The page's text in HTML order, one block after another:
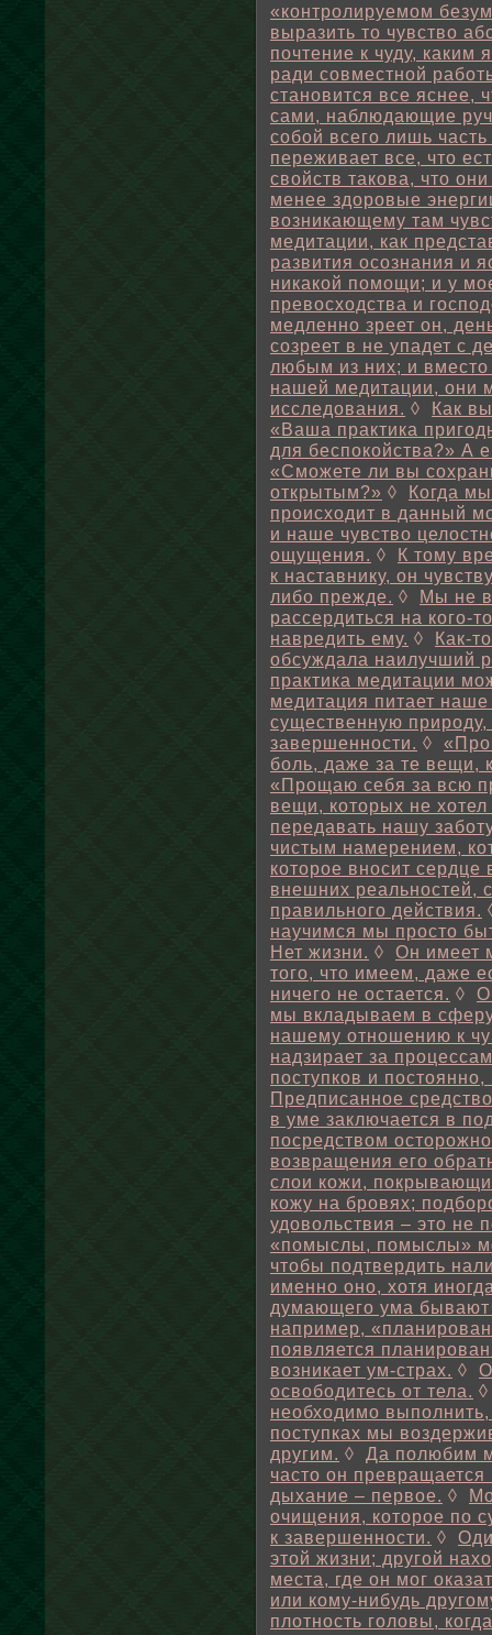
«контролируемом
выразить то чувство
почтение к чуду, каким
ради совместной
становится все яснее,
сами, наблюдающие
собой всего лишь
переживает все, что
свойств такова, что
менее здоровые
возникающему там
медитации, как
развития осознания и
никакой помощи; и у
превосходства и
медленно зреет он,
созреет в не упадет с
любым из них; и вместо
нашей медитации, они
исследования. ◊ Как
«Ваша практика
для беспокойства?» А
«Сможете ли вы
открытым?» ◊ Когда
происходит в данный
и наше чувство
ощущения. ◊ К тому
к наставнику, он
либо прежде. ◊ Мы не в
рассердиться на кого-
навредить ему. ◊ Как-
обсуждала наилучший
практика медитации
медитация питает
существенную
завершенности. ◊
боль, даже за те вещи,
«Прощаю себя за всю
вещи, которых не хотел
передавать нашу
чистым намерением,
которое вносит
внешних реальностей,
правильного действия.
научимся мы просто
Нет жизни. ◊ Он имеет
того, что имеем, даже
ничего не остается. ◊
мы вкладываем в
нашему отношению к
надзирает за
поступков и
Предписанное
в уме заключается в
посредством
возвращения его
слои кожи,
кожу на бровях;
удовольствия – это не
«помыслы, помыслы»
чтобы подтвердить
именно оно, хотя
думающего ума бывают
например,
появляется
возникает ум-страх. ◊
освободитесь от тела.
необходимо
поступках мы
другим. ◊ Да полюбим
часто он
дыхание – первое. ◊
очищения, которое по
к завершенности. ◊
этой жизни; другой
места, где он мог
или кому-нибудь
плотность головы,